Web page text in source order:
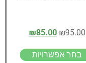
₪95.00
₪85.00
בחר אפשרויות